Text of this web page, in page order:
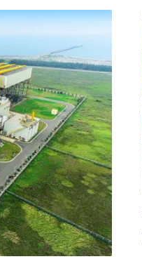
，桃園市水務局連
造成水中缺氧。市政
川河道整理，盡量
積，營造深水區